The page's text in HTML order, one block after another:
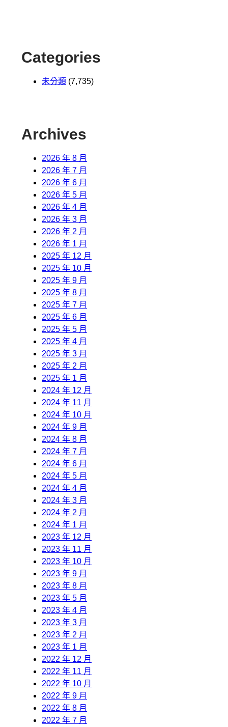
Categories
未分類 (7,735)
Archives
2026 年 8 月
2026 年 7 月
2026 年 6 月
2026 年 5 月
2026 年 4 月
2026 年 3 月
2026 年 2 月
2026 年 1 月
2025 年 12 月
2025 年 10 月
2025 年 9 月
2025 年 8 月
2025 年 7 月
2025 年 6 月
2025 年 5 月
2025 年 4 月
2025 年 3 月
2025 年 2 月
2025 年 1 月
2024 年 12 月
2024 年 11 月
2024 年 10 月
2024 年 9 月
2024 年 8 月
2024 年 7 月
2024 年 6 月
2024 年 5 月
2024 年 4 月
2024 年 3 月
2024 年 2 月
2024 年 1 月
2023 年 12 月
2023 年 11 月
2023 年 10 月
2023 年 9 月
2023 年 8 月
2023 年 5 月
2023 年 4 月
2023 年 3 月
2023 年 2 月
2023 年 1 月
2022 年 12 月
2022 年 11 月
2022 年 10 月
2022 年 9 月
2022 年 8 月
2022 年 7 月